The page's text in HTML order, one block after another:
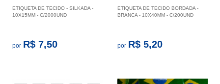
ETIQUETA DE TECIDO - SILKADA -
10X15MM - C/2000UND
por R$ 7,50
ETIQUETA DE TECIDO BORDADA -
BRANCA - 10X40MM - C/200UND
por R$ 5,20